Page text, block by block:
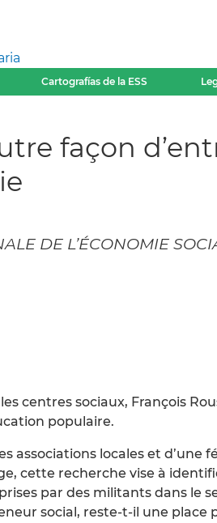
Cartografías de la ESS
façon
DE L’ÉCONOMIE
centres sociaux, François
populaire.
associations locales et d’une
cette recherche vise à
par des militants dans le
social, reste-t-il une place